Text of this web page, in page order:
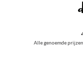
Alle genoemde